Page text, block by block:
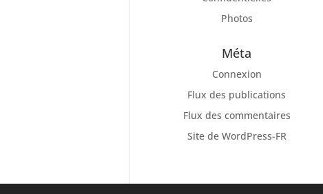
Photos
Méta
Connexion
Flux des publications
Flux des commentaires
Site de WordPress-FR